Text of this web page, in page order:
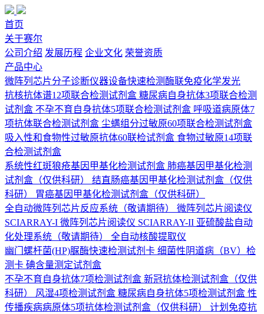
首页
关于赛尔
公司介绍 发展历程 企业文化 荣誉资质
产品中心
微阵列芯片分子诊断仪器设备快速检测 酶联免疫化学发光
抗核抗体谱12项联合检测试剂盒 糖尿病自身抗体3项联合检测
试剂盒 不孕不育自身抗体5项联合检测试剂盒 呼吸道病原体7
项抗体联合检测试剂盒 尘螨组分过敏原60项联合检测试剂盒
吸入性和食物性过敏原抗体60联检试剂盒 食物过敏原14项联
合检测试剂盒
系统性红斑狼疮基因甲基化检测试剂盒 肺癌基因甲基化检测
试剂盒（仅供科研） 结直肠癌基因甲基化检测试剂盒（仅供
科研）
胃癌基因甲基化检测试剂盒（仅供科研）
全自动微阵列芯片反应系统（敬请期待） 微阵列芯片阅读仪
SCIARRAY-I 微阵列芯片阅读仪 SCIARRAY-II 亚硫酸盐自动
化处理系统（敬请期待） 全自动核酸提取仪
幽门螺杆菌(HP)脲酶快速检测试剂卡 细菌性阴道病（BV）检
测卡 碘含量测定试剂盒
不孕不育自身抗体7项检测试剂盒 新冠抗体检测试剂盒（仅供
科研） 风湿4项检测试剂盒 糖尿病自身抗体5项检测试剂盒 性
传播疾病病原体5项抗体检测试剂盒（仅供科研） 计划免疫抗